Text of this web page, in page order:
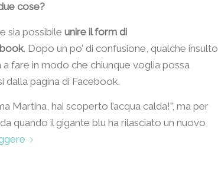
cose?
sia possibile unire il form di
. Dopo un po’ di confusione, qualche insulto
fare in modo che chiunque voglia possa
dalla pagina di Facebook.
Martina, hai scoperto l’acqua calda!”, ma per
quando il gigante blu ha rilasciato un nuovo